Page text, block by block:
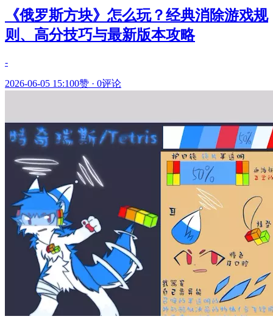
《俄罗斯方块》怎么玩？经典消除游戏规
则、高分技巧与最新版本攻略
-
2026-06-05 15:100赞 · 0评论